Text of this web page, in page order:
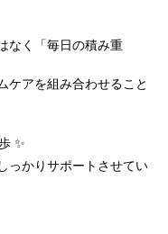
なく「毎日の積み重
ケアを組み合わせること
✨
っかりサポートさせてい